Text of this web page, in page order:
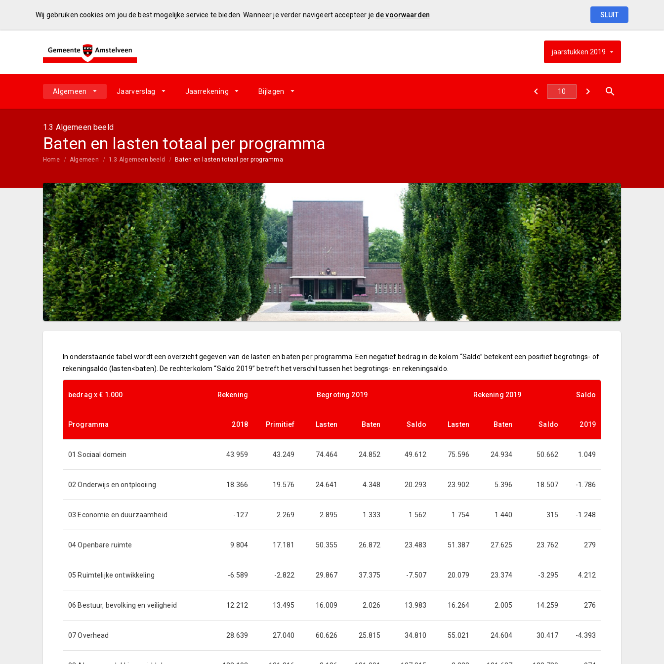
jaarstukken 2019
Algemeen Jaarverslag Jaarrekening Bijlagen
1.3 Algemeen beeld
Baten en lasten totaal per programma
Home Algemeen 1.3 Algemeen beeld Baten en lasten totaal per programma
In onderstaande tabel wordt een overzicht gegeven van de lasten en baten per programma. Een negatief bedrag in de kolom “Saldo” betekent een positief begrotings- of
rekeningsaldo (lasten<baten). De rechterkolom “Saldo 2019” betreft het verschil tussen het begrotings- en rekeningsaldo.
bedrag x € 1.000 Rekening Begroting 2019 Rekening 2019 Saldo
Programma 2018 Primitief Lasten Baten Saldo Lasten Baten Saldo 2019
01 Sociaal domein 43.959 43.249 74.464 24.852 49.612 75.596 24.934 50.662 1.049
02 Onderwijs en ontplooiing 18.366 19.576 24.641 4.348 20.293 23.902 5.396 18.507 -1.786
03 Economie en duurzaamheid -127 2.269 2.895 1.333 1.562 1.754 1.440 315 -1.248
04 Openbare ruimte 9.804 17.181 50.355 26.872 23.483 51.387 27.625 23.762 279
05 Ruimtelijke ontwikkeling -6.589 -2.822 29.867 37.375 -7.507 20.079 23.374 -3.295 4.212
06 Bestuur, bevolking en veiligheid 12.212 13.495 16.009 2.026 13.983 16.264 2.005 14.259 276
07 Overhead 28.639 27.040 60.626 25.815 34.810 55.021 24.604 30.417 -4.393
Wij gebruiken cookies om jou de best mogelijke service te bieden. Wanneer je verder navigeert accepteer je de voorwaarden SLUIT